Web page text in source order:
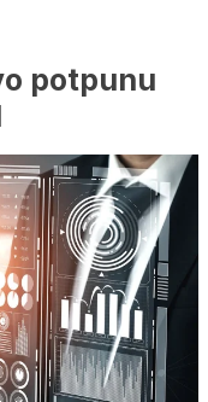
potpunu